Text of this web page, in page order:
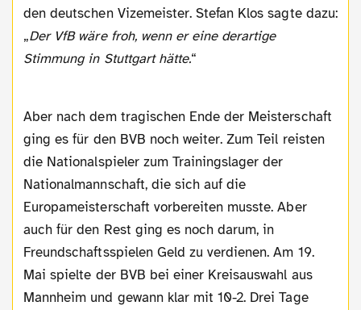
den deutschen Vizemeister. Stefan Klos sagte dazu:
„Der VfB wäre froh, wenn er eine derartige
Stimmung in Stuttgart hätte.“
Aber nach dem tragischen Ende der Meisterschaft
ging es für den BVB noch weiter. Zum Teil reisten
die Nationalspieler zum Trainingslager der
Nationalmannschaft, die sich auf die
Europameisterschaft vorbereiten musste. Aber
auch für den Rest ging es noch darum, in
Freundschaftsspielen Geld zu verdienen. Am 19.
Mai spielte der BVB bei einer Kreisauswahl aus
Mannheim und gewann klar mit 10-2. Drei Tage